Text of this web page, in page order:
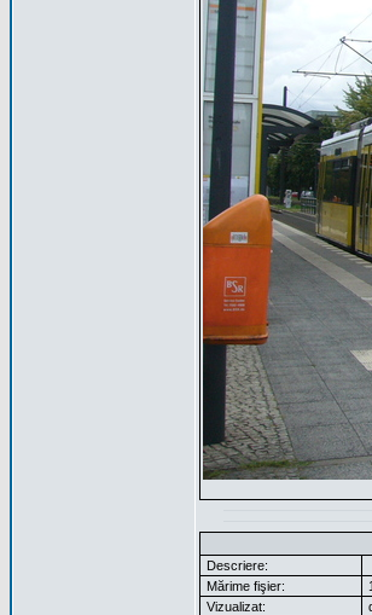
Descriere:
Mărime fişier:
Vizualizat: